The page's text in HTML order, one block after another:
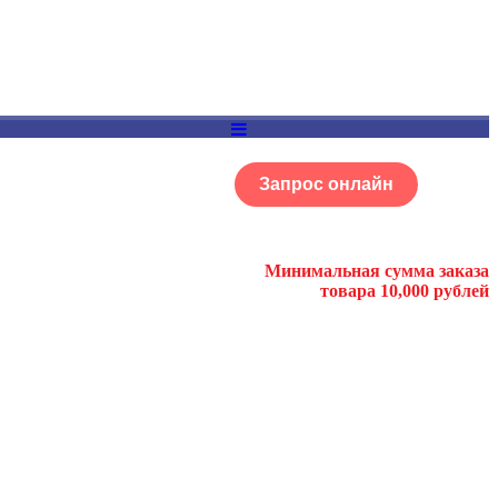
Запрос онлайн
Минимальная сумма заказа
товара 10,000 рублей